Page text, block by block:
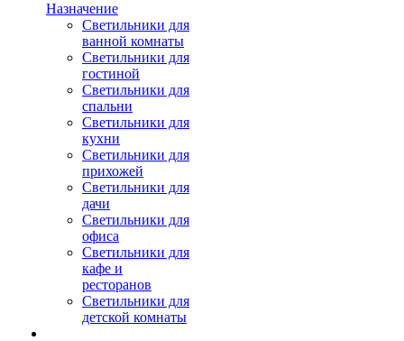
Назначение
Светильники для
ванной комнаты
Светильники для
гостиной
Светильники для
спальни
Светильники для
кухни
Светильники для
прихожей
Светильники для
дачи
Светильники для
офиса
Светильники для
кафе и
ресторанов
Светильники для
детской комнаты